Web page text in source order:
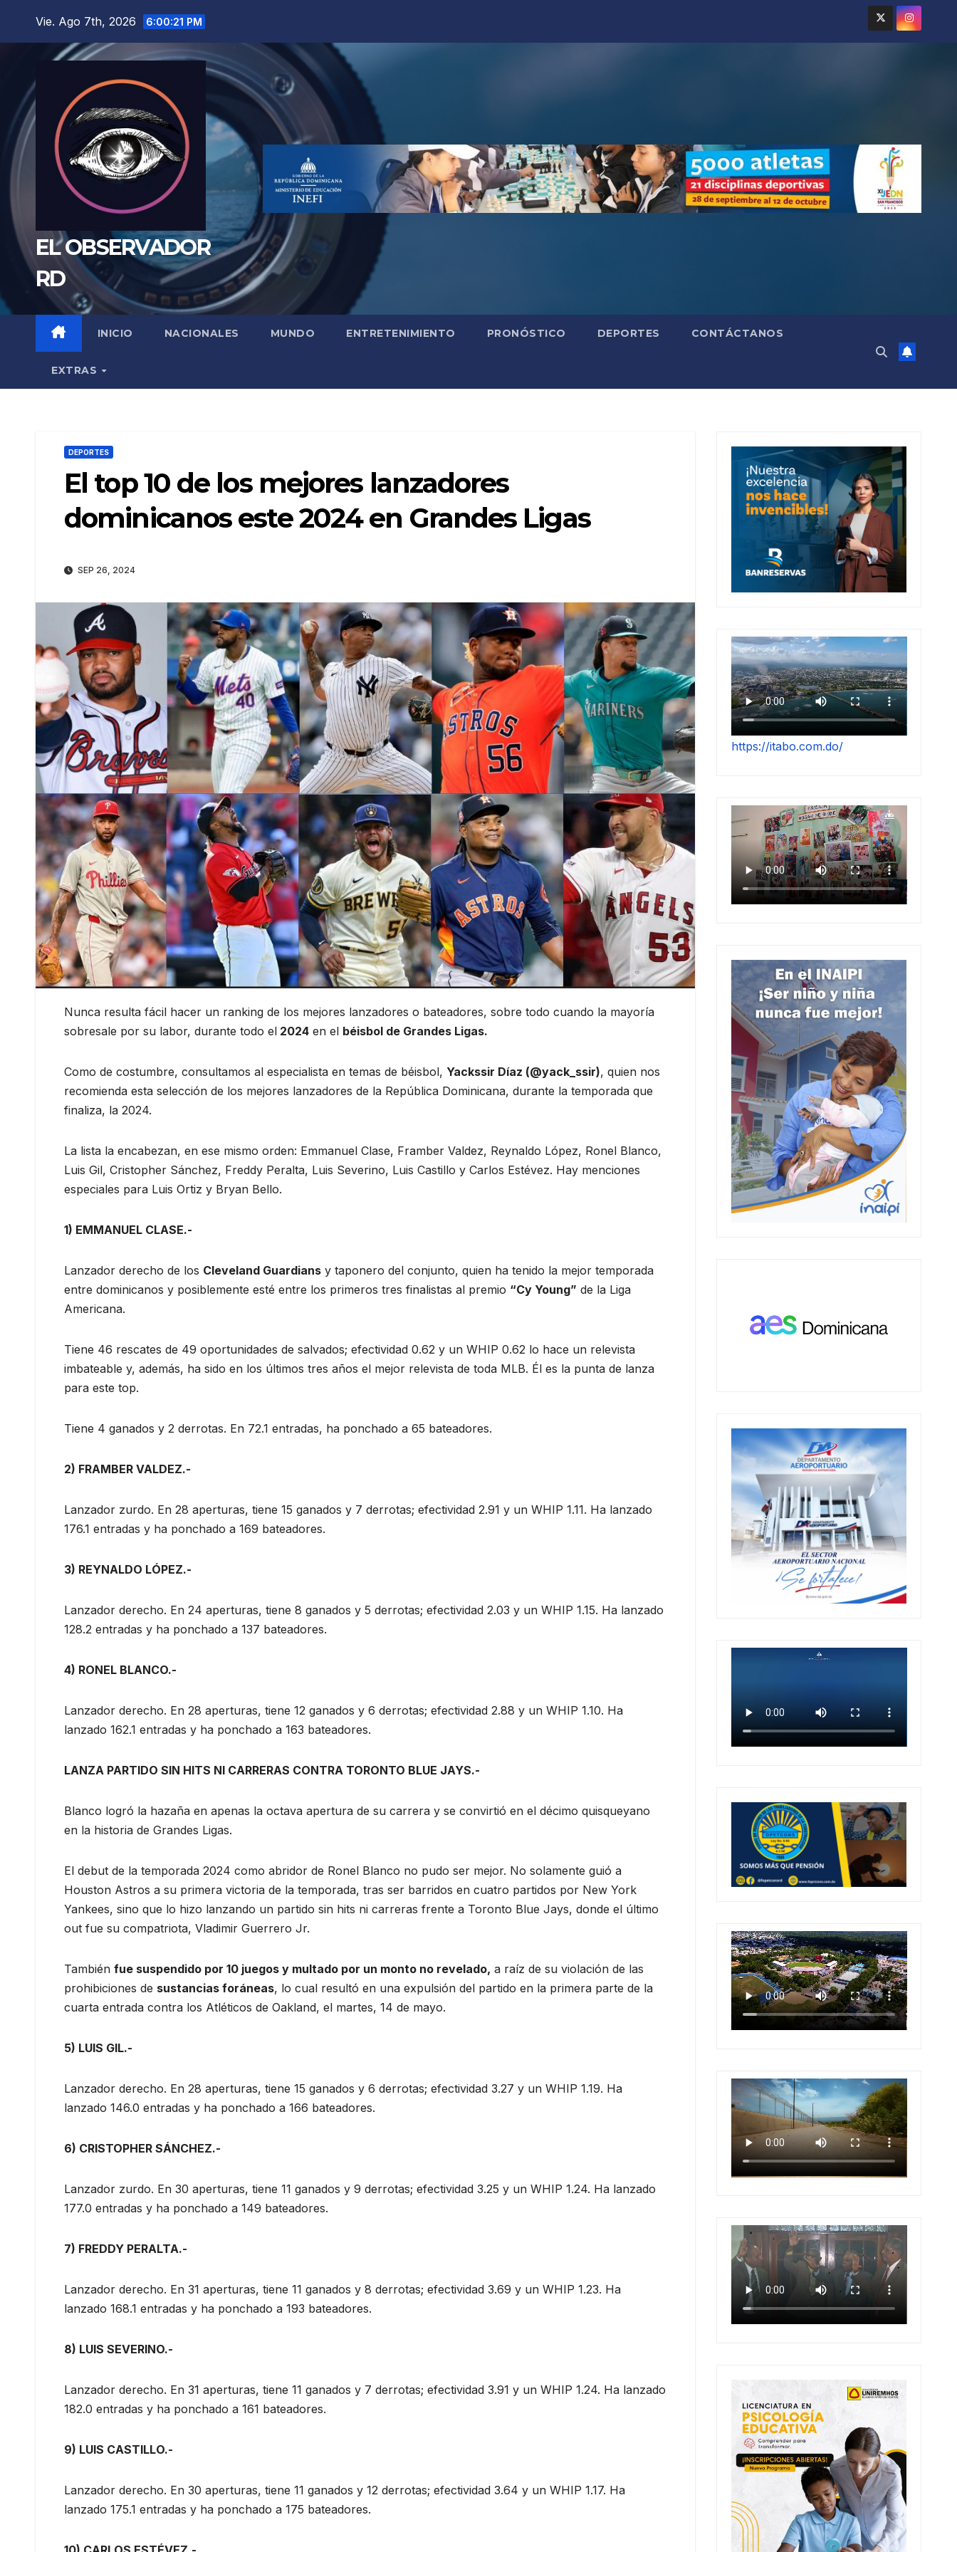
Vie. Ago 7th, 2026 6:00:23 PM
EL OBSERVADOR
RD
INICIO NACIONALES MUNDO ENTRETENIMIENTO PRONÓSTICO DEPORTES CONTÁCTANOS
EXTRAS
DEPORTES
El top 10 de los mejores lanzadores
dominicanos este 2024 en Grandes Ligas
SEP 26, 2024
Nunca resulta fácil hacer un ranking de los mejores lanzadores o bateadores, sobre todo cuando la mayoría
sobresale por su labor, durante todo el 2024 en el béisbol de Grandes Ligas.
Como de costumbre, consultamos al especialista en temas de béisbol, Yackssir Díaz (@yack_ssir), quien nos
recomienda esta selección de los mejores lanzadores de la República Dominicana, durante la temporada que
finaliza, la 2024.
La lista la encabezan, en ese mismo orden: Emmanuel Clase, Framber Valdez, Reynaldo López, Ronel Blanco,
Luis Gil, Cristopher Sánchez, Freddy Peralta, Luis Severino, Luis Castillo y Carlos Estévez. Hay menciones
especiales para Luis Ortiz y Bryan Bello.
1) EMMANUEL CLASE.-
Lanzador derecho de los Cleveland Guardians y taponero del conjunto, quien ha tenido la mejor temporada
entre dominicanos y posiblemente esté entre los primeros tres finalistas al premio “Cy Young” de la Liga
Americana.
Tiene 46 rescates de 49 oportunidades de salvados; efectividad 0.62 y un WHIP 0.62 lo hace un relevista
imbateable y, además, ha sido en los últimos tres años el mejor relevista de toda MLB. Él es la punta de lanza
para este top.
Tiene 4 ganados y 2 derrotas. En 72.1 entradas, ha ponchado a 65 bateadores.
2) FRAMBER VALDEZ.-
Lanzador zurdo. En 28 aperturas, tiene 15 ganados y 7 derrotas; efectividad 2.91 y un WHIP 1.11. Ha lanzado
176.1 entradas y ha ponchado a 169 bateadores.
3) REYNALDO LÓPEZ.-
Lanzador derecho. En 24 aperturas, tiene 8 ganados y 5 derrotas; efectividad 2.03 y un WHIP 1.15. Ha lanzado
128.2 entradas y ha ponchado a 137 bateadores.
4) RONEL BLANCO.-
Lanzador derecho. En 28 aperturas, tiene 12 ganados y 6 derrotas; efectividad 2.88 y un WHIP 1.10. Ha
lanzado 162.1 entradas y ha ponchado a 163 bateadores.
LANZA PARTIDO SIN HITS NI CARRERAS CONTRA TORONTO BLUE JAYS.-
Blanco logró la hazaña en apenas la octava apertura de su carrera y se convirtió en el décimo quisqueyano
en la historia de Grandes Ligas.
El debut de la temporada 2024 como abridor de Ronel Blanco no pudo ser mejor. No solamente guió a
Houston Astros a su primera victoria de la temporada, tras ser barridos en cuatro partidos por New York
Yankees, sino que lo hizo lanzando un partido sin hits ni carreras frente a Toronto Blue Jays, donde el último
out fue su compatriota, Vladimir Guerrero Jr.
También fue suspendido por 10 juegos y multado por un monto no revelado, a raíz de su violación de las
prohibiciones de sustancias foráneas, lo cual resultó en una expulsión del partido en la primera parte de la
cuarta entrada contra los Atléticos de Oakland, el martes, 14 de mayo.
5) LUIS GIL.-
Lanzador derecho. En 28 aperturas, tiene 15 ganados y 6 derrotas; efectividad 3.27 y un WHIP 1.19. Ha
lanzado 146.0 entradas y ha ponchado a 166 bateadores.
6) CRISTOPHER SÁNCHEZ.-
Lanzador zurdo. En 30 aperturas, tiene 11 ganados y 9 derrotas; efectividad 3.25 y un WHIP 1.24. Ha lanzado
177.0 entradas y ha ponchado a 149 bateadores.
7) FREDDY PERALTA.-
Lanzador derecho. En 31 aperturas, tiene 11 ganados y 8 derrotas; efectividad 3.69 y un WHIP 1.23. Ha
lanzado 168.1 entradas y ha ponchado a 193 bateadores.
8) LUIS SEVERINO.-
Lanzador derecho. En 31 aperturas, tiene 11 ganados y 7 derrotas; efectividad 3.91 y un WHIP 1.24. Ha lanzado
182.0 entradas y ha ponchado a 161 bateadores.
9) LUIS CASTILLO.-
Lanzador derecho. En 30 aperturas, tiene 11 ganados y 12 derrotas; efectividad 3.64 y un WHIP 1.17. Ha
lanzado 175.1 entradas y ha ponchado a 175 bateadores.
https://itabo.com.do/